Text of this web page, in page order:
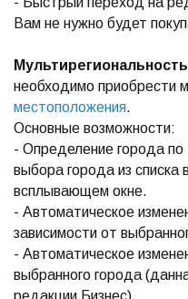
Вам не нужно будет
необходимо приобрести
местоположения.
Основные возможности:
- Определение города
выбора города из списка
всплывающем окне.
- Автоматическое
зависимости от
- Автоматическое
выбранного города
редакции Бизнес).